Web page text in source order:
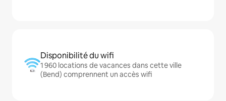
Disponibilité du wifi
1 960 locations de vacances dans cette ville
(Bend) comprennent un accès wifi